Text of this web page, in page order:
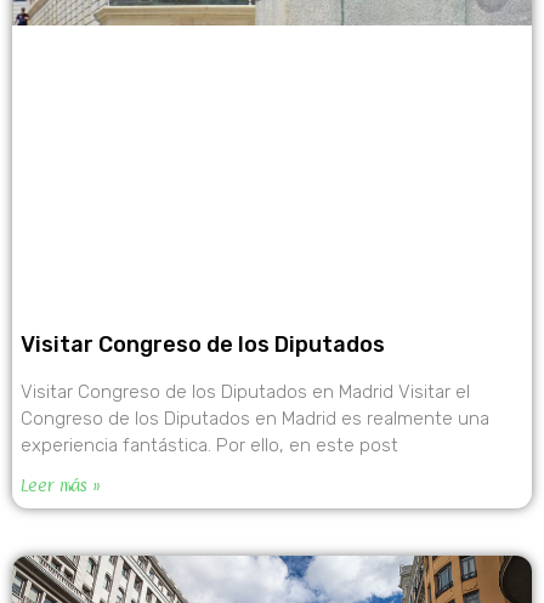
Visitar Congreso de los Diputados
Visitar Congreso de los Diputados en Madrid Visitar el
Congreso de los Diputados en Madrid es realmente una
experiencia fantástica. Por ello, en este post
Leer más »